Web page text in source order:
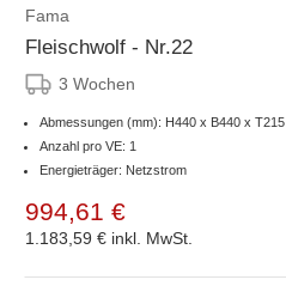
Fama
Fleischwolf - Nr.22
3 Wochen
Abmessungen (mm): H440 x B440 x T215
Anzahl pro VE: 1
Energieträger: Netzstrom
994,61 €
1.183,59 € inkl. MwSt.